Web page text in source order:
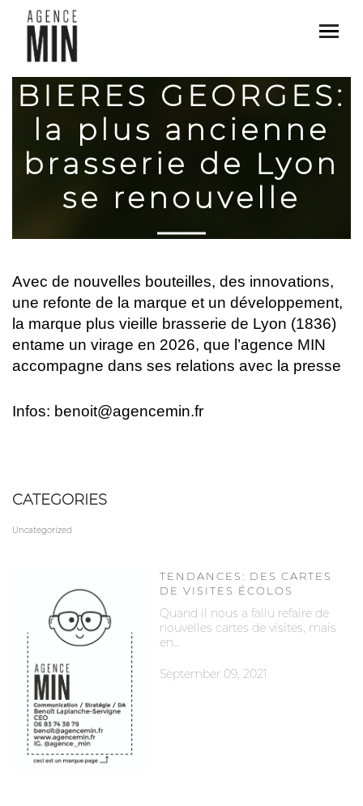
BIERES GEORGES:
la plus ancienne
brasserie de Lyon
se renouvelle
Avec de nouvelles bouteilles, des innovations,
une refonte de la marque et un développement,
la marque plus vieille brasserie de Lyon (1836)
entame un virage en 2026, que l’agence MIN
accompagne dans ses relations avec la presse
Infos: benoit@agencemin.fr
CATEGORIES
Uncategorized
TENDANCES: DES CARTES
DE VISITES ÉCOLOS
Quand il nous a fallu refaire de
nouvelles cartes de visites, mais
en…
September 09, 2021